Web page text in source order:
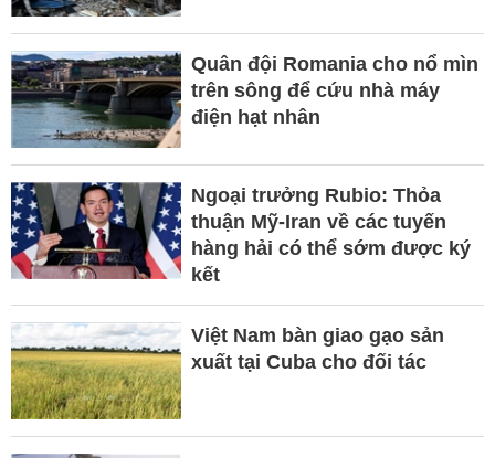
Quân đội Romania cho nổ mìn
trên sông để cứu nhà máy
điện hạt nhân
Ngoại trưởng Rubio: Thỏa
thuận Mỹ-Iran về các tuyến
hàng hải có thể sớm được ký
kết
Việt Nam bàn giao gạo sản
xuất tại Cuba cho đối tác